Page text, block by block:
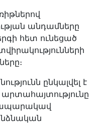
անդամները
հետ ունեցած
ընկալվել է